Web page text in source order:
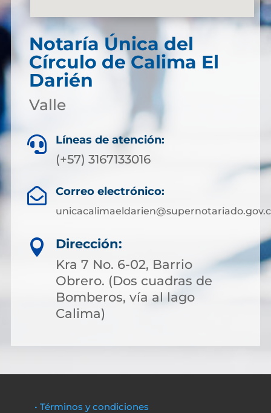
Notaría Única del
Círculo de Calima El
Darién
Valle
 Líneas de atención:
(+57) 3167133016
 Correo electrónico:

Dirección:
Kra 7 No. 6-02, Barrio
Obrero. (Dos cuadras de
Bomberos, vía al lago
Calima)
• Términos y condiciones